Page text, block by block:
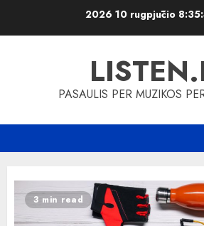
2026 10 rugpjūčio
PASAULIS PER MUZIKOS
3 min read